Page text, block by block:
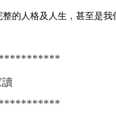
的人格及人生，甚至是
讀